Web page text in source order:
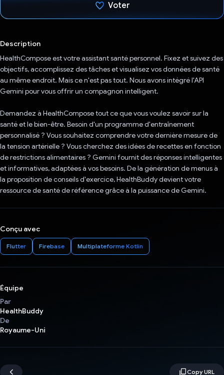
Voter
Description
HealthCompose est votre assistant santé personnel. Fixez et suivez des
objectifs, accomplissez des tâches et visualisez vos données de santé
au même endroit. Mais ce n'est pas tout. Nous avons intégré l'API
Gemini pour vous offrir un compagnon intelligent.
Demandez à HealthCompose tout ce que vous voulez savoir sur la
santé et le bien-être. Besoin d'un programme d'entraînement
personnalisé ? Vous souhaitez comprendre votre dernière mesure de
la tension artérielle ? Vous cherchez des idées de recettes en fonction
de restrictions alimentaires ? Gemini fournit des réponses intelligentes
et informatives, adaptées à vos besoins. De la génération de menus à
la proposition de conseils d'exercice, HealthBuddy devient votre
ressource de santé de référence grâce à la puissance de Gemini.
Conçu avec
Flutter Firebase Multiplateforme Kotlin
Équipe
Par
HealthBuddy
De
Royaume-Uni